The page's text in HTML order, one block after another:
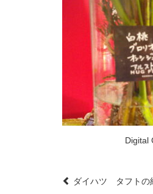
Digital
Post
ダイハツ タフトの